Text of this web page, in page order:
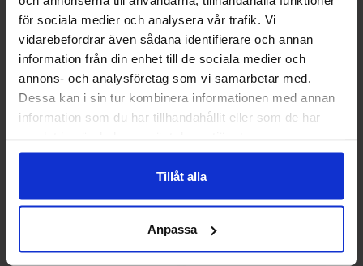
för sociala medier och analysera vår trafik. Vi
vidarebefordrar även sådana identifierare och annan
information från din enhet till de sociala medier och
annons- och analysföretag som vi samarbetar med.
Dessa kan i sin tur kombinera informationen med annan
information som du har tillhandahållit eller som de har
Tillåt alla
Anpassa
Køb Køb